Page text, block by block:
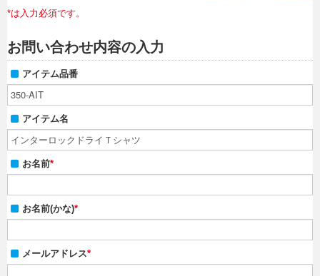
お問い合わせ
初めての方へ
無料カタログ請求
簡単お見積り
*は入力必須です。
お問い合わせ内容の入力
アイテム品番
アイテム名
お名前*
お名前(かな)*
メールアドレス*